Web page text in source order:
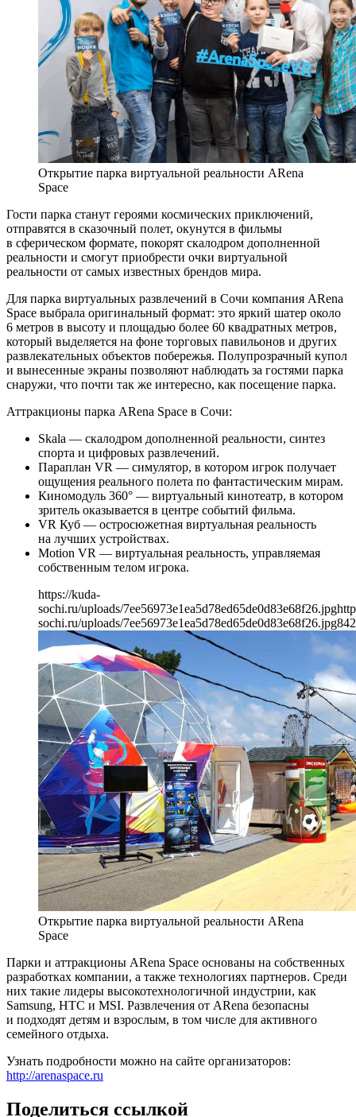
Открытие парка виртуальной реальности ARena
Space
Гости парка станут героями космических приключений,
отправятся в сказочный полет, окунутся в фильмы
в сферическом формате, покорят скалодром дополненной
реальности и смогут приобрести очки виртуальной
реальности от самых известных брендов мира.
Для парка виртуальных развлечений в Сочи компания ARena
Space выбрала оригинальный формат: это яркий шатер около
6 метров в высоту и площадью более 60 квадратных метров,
который выделяется на фоне торговых павильонов и других
развлекательных объектов побережья. Полупрозрачный купол
и вынесенные экраны позволяют наблюдать за гостями парка
снаружи, что почти так же интересно, как посещение парка.
Аттракционы парка ARena Space в Сочи:
Skala — скалодром дополненной реальности, синтез
спорта и цифровых развлечений.
Параплан VR — симулятор, в котором игрок получает
ощущения реального полета по фантастическим мирам.
Киномодуль 360° — виртуальный кинотеатр, в котором
зритель оказывается в центре событий фильма.
VR Куб — остросюжетная виртуальная реальность
на лучших устройствах.
Motion VR — виртуальная реальность, управляемая
собственным телом игрока.
https://kuda-
sochi.ru/uploads/7ee56973e1ea5d78ed65de0d83e68f26.jpg
sochi.ru/uploads/7ee56973e1ea5d78ed65de0d83e68f26.jpg842
Открытие парка виртуальной реальности ARena
Space
Парки и аттракционы ARena Space основаны на собственных
разработках компании, а также технологиях партнеров. Среди
них такие лидеры высокотехнологичной индустрии, как
Samsung, HTC и MSI. Развлечения от ARena безопасны
и подходят детям и взрослым, в том числе для активного
семейного отдыха.
Узнать подробности можно на сайте организаторов:
http://arenaspace.ru
Поделиться ссылкой